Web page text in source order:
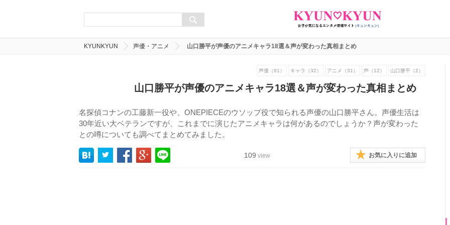
KYUNKYUN 声優・アニメ 山口勝平が声優のアニメキャラ18選＆声が変わった真相まとめ
声優（81） キャラ（32） アニメ（31） 声（12） 山口勝平（2）
山口勝平が声優のアニメキャラ18選＆声が変わった真相まとめ
名探偵コナンの工藤新一役や、ONEPIECEのウソップ役で知られる声優の山口勝平さん。声優生活は
30年近い大ベテランですが、これまでに演じたアニメキャラは何があるのでしょうか？声が変わった
との噂についても調べてまとめてみました。
109 view お気に入りに追加